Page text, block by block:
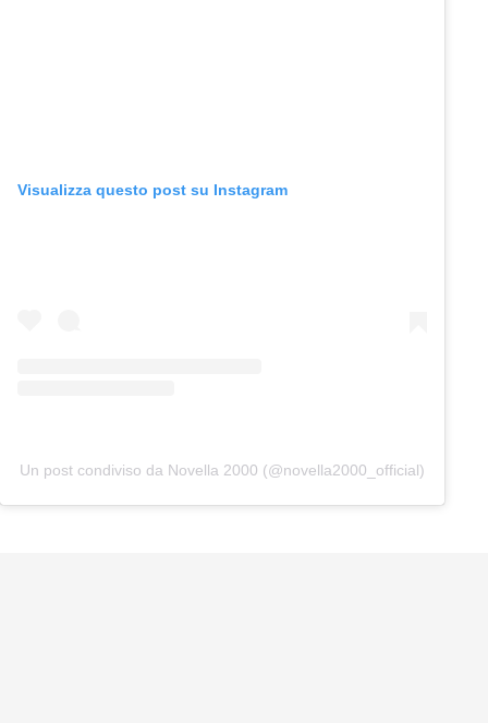
Visualizza questo post su Instagram
Un post condiviso da Novella 2000 (@novella2000_official)